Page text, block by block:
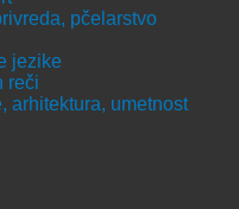
pčelarstvo
jezike
reči
arhitektura, umetnost